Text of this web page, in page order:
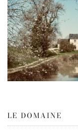
LE DOMAINE